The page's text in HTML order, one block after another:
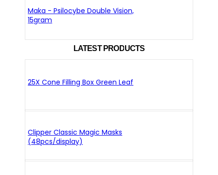
Maka - Psilocybe Double Vision,
15gram
LATEST PRODUCTS
25X Cone Filling Box Green Leaf
Clipper Classic Magic Masks
(48pcs/display)